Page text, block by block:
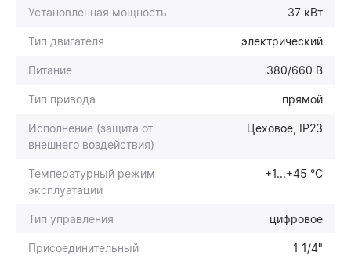
Установленная мощность 37 кВт
Тип двигателя электрический
Питание 380/660 В
Тип привода прямой
Исполнение (защита от
внешнего воздействия)
Цеховое, IP23
Температурный режим
эксплуатации
+1...+45 °С
Тип управления цифровое
Присоединительный
1 1/4"